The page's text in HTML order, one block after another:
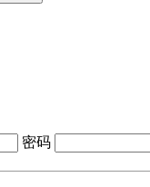
密码